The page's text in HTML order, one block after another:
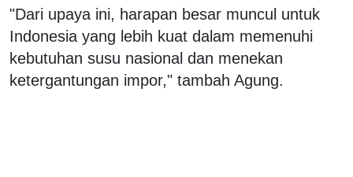
"Dari upaya ini, harapan besar muncul untuk
Indonesia yang lebih kuat dalam memenuhi
kebutuhan susu nasional dan menekan
ketergantungan impor," tambah Agung.